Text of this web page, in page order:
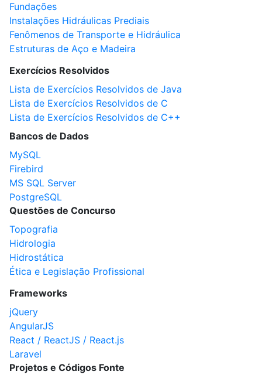
Fundações
Instalações Hidráulicas Prediais
Fenômenos de Transporte e Hidráulica
Estruturas de Aço e Madeira
Exercícios Resolvidos
Lista de Exercícios Resolvidos de Java
Lista de Exercícios Resolvidos de C
Lista de Exercícios Resolvidos de C++
Bancos de Dados
MySQL
Firebird
MS SQL Server
PostgreSQL
Questões de Concurso
Topografia
Hidrologia
Hidrostática
Ética e Legislação Profissional
Frameworks
jQuery
AngularJS
React / ReactJS / React.js
Laravel
Projetos e Códigos Fonte